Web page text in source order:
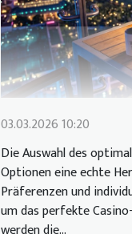
03.03.2026 10:20
Die Auswahl des
Optionen eine echte
Präferenzen und
um das perfekte